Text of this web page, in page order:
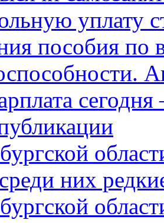
уплату
пособия по
них